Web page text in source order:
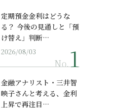
定期預金金利はどうな
る？ 今後の見通しと「預
け替え」判断…
2026/08/03
No.
金融アナリスト・三井智
映子さんと考える、金利
上昇で再注目…